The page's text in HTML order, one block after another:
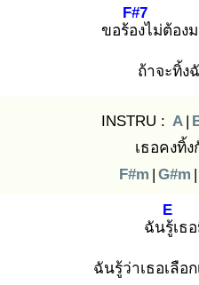
ขอร้อง
F#7
ไม่ต้อง
ถ้าจะทิ้ง
INSTRU : A |
เธอคงทิ้
F#m | G#m |
ฉันรู้เ
E
ธ
ฉันรู้ว่าเธอเลือก